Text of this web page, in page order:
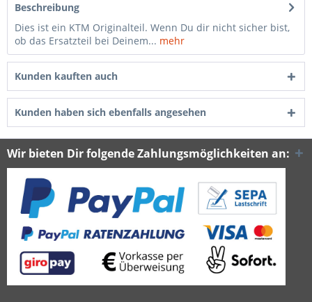
Beschreibung
Dies ist ein KTM Originalteil. Wenn Du dir nicht sicher bist,
ob das Ersatzteil bei Deinem... mehr
Kunden kauften auch
Kunden haben sich ebenfalls angesehen
Wir bieten Dir folgende Zahlungsmöglichkeiten an: